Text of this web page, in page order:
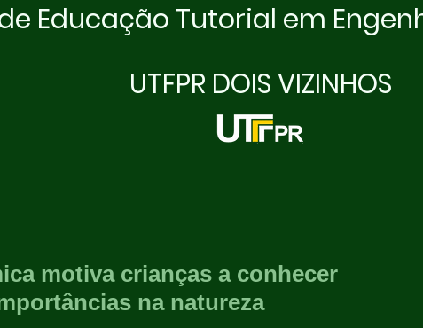
Educação Tutorial em
UTFPR DOIS VIZINHOS
motiva crianças a conhecer
na natureza